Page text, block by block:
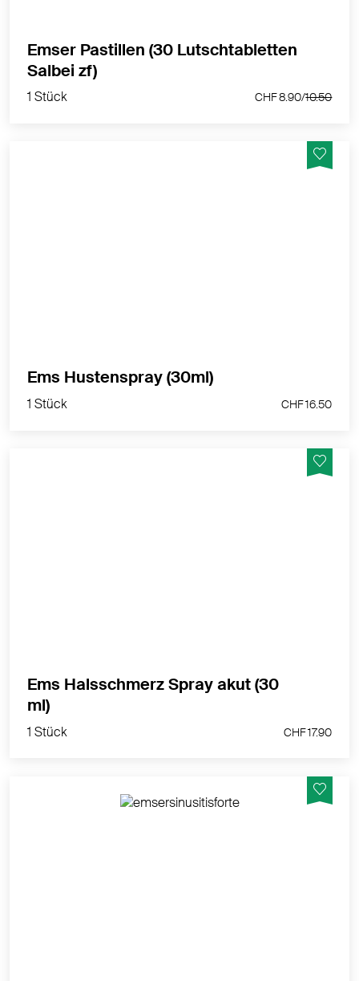
1 Stück
Emser Pastillen (30 Lutschtabletten
Salbei zf)
1 Stück CHF 8.90/10.50
1 Stück
Ems Hustenspray (30ml)
1 Stück CHF 16.50
Ems Halsschmerz Spray akut (30
ml)
1 Stück CHF 17.90